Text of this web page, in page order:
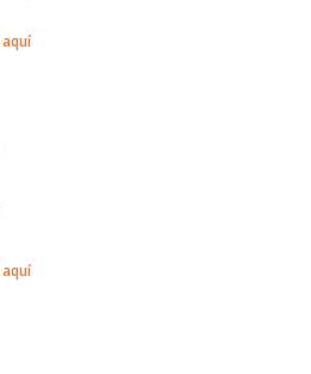
aquí
aquí